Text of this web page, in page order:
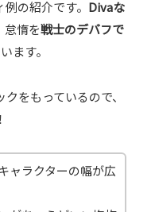
の紹介です。 Divaな
怠惰を戦士のデバフで
ます。
をもっているので、
ャラクターの幅が広